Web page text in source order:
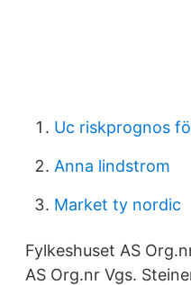
Uc riskprognos
Anna lindstrom
Market ty nordic
Fylkeshuset AS
AS Org.nr Vgs.